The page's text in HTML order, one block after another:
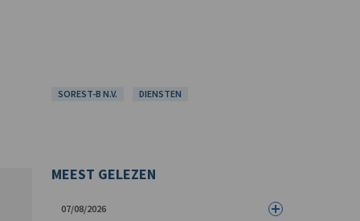
SOREST-B N.V. DIENSTEN
MEEST GELEZEN
07/08/2026